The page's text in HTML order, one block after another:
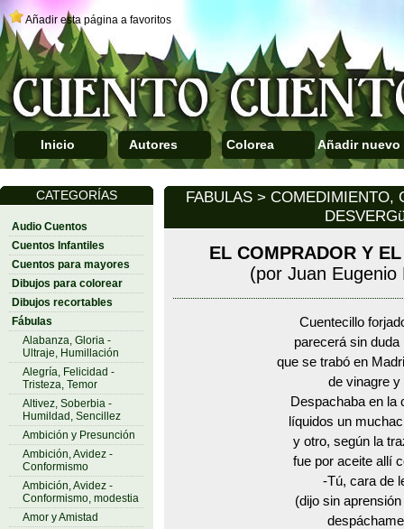
Añadir esta página a favoritos
Inicio Autores Colorea Añadir nuevo
CATEGORÍAS
Audio Cuentos
Cuentos Infantiles
Cuentos para mayores
Dibujos para colorear
Dibujos recortables
Fábulas
Alabanza, Gloria -
Ultraje, Humillación
Alegría, Felicidad -
Tristeza, Temor
Altivez, Soberbia -
Humildad, Sencillez
Ambición y Presunción
Ambición, Avidez -
Conformismo
Ambición, Avidez -
Conformismo, modestia
Amor y Amistad
FABULAS > COMEDIMIENTO,
EL COMPRADOR Y
(por Juan Eugenio
Cuentecillo
parecerá sin duda
que se trabó en
de vinagre y
Despachaba en la
líquidos un
y otro, según la
fue por aceite allí
-Tú, cara de
(dijo sin